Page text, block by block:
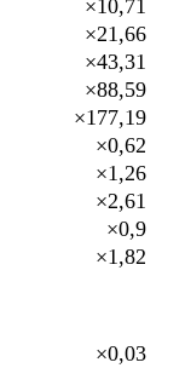
×10,71
×21,66
×43,31
×88,59
×177,19
×0,62
×1,26
×2,61
×0,9
×1,82
×0,03